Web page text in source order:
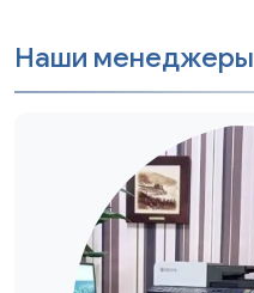
Наши менеджеры